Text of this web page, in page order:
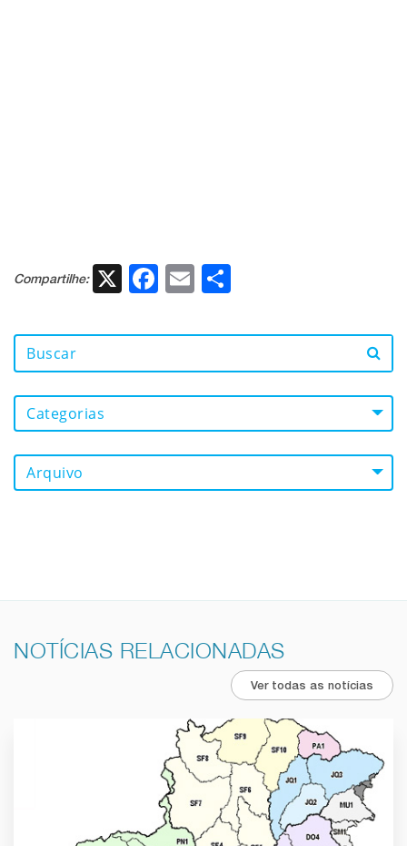
Compartilhe: X Facebook
Email
Categorias
Arquivo
NOTÍCIAS RELACIONADAS
Ver todas as notícias